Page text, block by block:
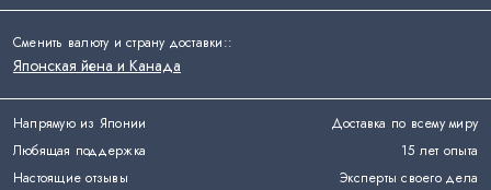
Напрямую из Японии
Доставка по всему миру
Любящая поддержка
15 лет опыта
Настоящие отзывы
Эксперты своего дела
Сменить валюту и страну доставки::
Японская йена и Канада